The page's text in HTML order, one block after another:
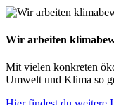
Wir arbeiten
Mit vielen konkreten
Umwelt und Klima so